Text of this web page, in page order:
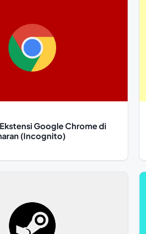
Google Chrome di
(Incognito)